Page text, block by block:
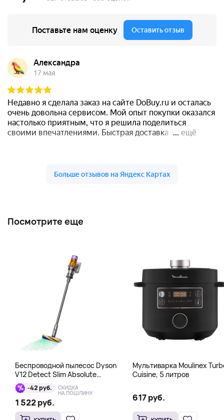
Посмотрите еще
Беспроводной пылесос Dyson
V12 Detect Slim Absolute
Yellow/Nickel, серый
-42 руб. СКИДКА
НА ПОШЛИНУ
1 522 руб.
Мультиварка Moulinex
Cuisine, 5 литров
617 руб.